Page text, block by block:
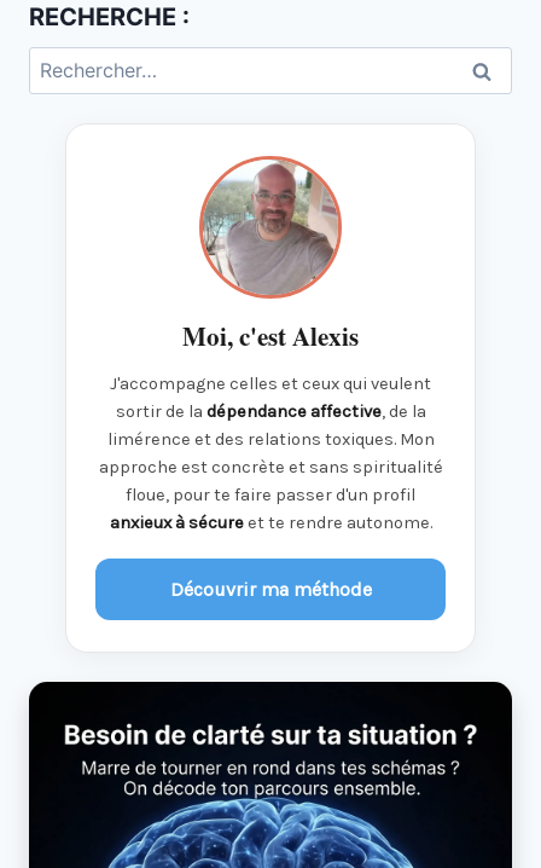
RECHERCHE :
Rechercher :
Moi, c'est Alexis
J'accompagne celles et ceux qui veulent
sortir de la dépendance affective, de la
limérence et des relations toxiques. Mon
approche est concrète et sans spiritualité
floue, pour te faire passer d'un profil
anxieux à sécureet te rendre autonome.
Découvrir ma méthode